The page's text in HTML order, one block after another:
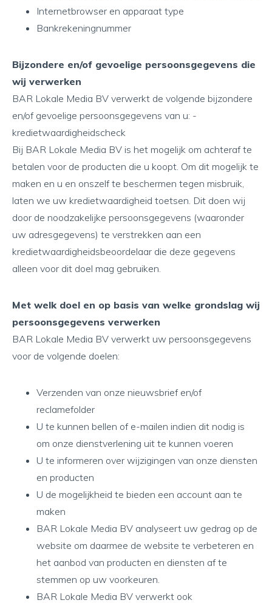
Internetbrowser en apparaat type
Bankrekeningnummer
Bijzondere en/of gevoelige persoonsgegevens die
wij verwerken
BAR Lokale Media BV verwerkt de volgende bijzondere
en/of gevoelige persoonsgegevens van u: -
kredietwaardigheidscheck
Bij BAR Lokale Media BV is het mogelijk om achteraf te
betalen voor de producten die u koopt. Om dit mogelijk te
maken en u en onszelf te beschermen tegen misbruik,
laten we uw kredietwaardigheid toetsen. Dit doen wij
door de noodzakelijke persoonsgegevens (waaronder
uw adresgegevens) te verstrekken aan een
kredietwaardigheidsbeoordelaar die deze gegevens
alleen voor dit doel mag gebruiken.
Met welk doel en op basis van welke grondslag wij
persoonsgegevens verwerken
BAR Lokale Media BV verwerkt uw persoonsgegevens
voor de volgende doelen:
Verzenden van onze nieuwsbrief en/of
reclamefolder
U te kunnen bellen of e-mailen indien dit nodig is
om onze dienstverlening uit te kunnen voeren
U te informeren over wijzigingen van onze diensten
en producten
U de mogelijkheid te bieden een account aan te
maken
BAR Lokale Media BV analyseert uw gedrag op de
website om daarmee de website te verbeteren en
het aanbod van producten en diensten af te
stemmen op uw voorkeuren.
BAR Lokale Media BV verwerkt ook